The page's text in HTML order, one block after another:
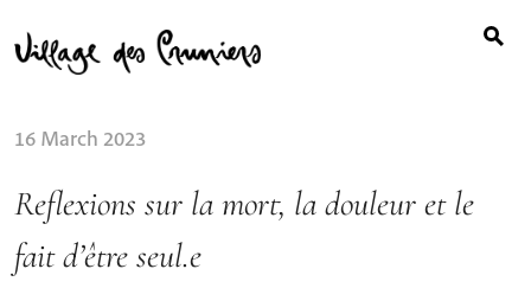
to
content
for:
16 March 2023
Reflexions sur la mort, la douleur et le
fait d’être seul.e